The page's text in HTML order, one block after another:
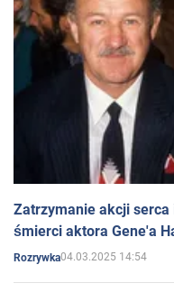
Zatrzymanie akcji serca
śmierci aktora Gene'a
Rozrywka04.03.2025 14:54